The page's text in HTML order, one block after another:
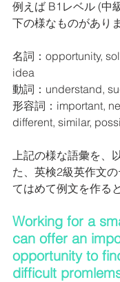
例えば B1レベル (中
下の様なものがありま
名詞：opportunity,
idea
動詞：understand,
形容詞：important,
different, similar,
上記の様な語彙を、
た、英検2級英作文
てはめて例文を作ると
Working for a
can offer an
opportunity to
difficult